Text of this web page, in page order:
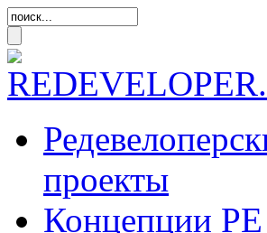
проекты
Концепции РЕ